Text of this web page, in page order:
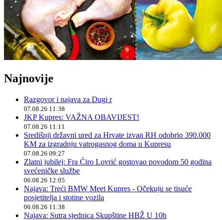
Najnovije
Razgovor i najava za Dugi r
07.08.26 11:38
JKP Kupres: VAŽNA OBAVIJEST!
07.08.26 11:11
Središnji državni ured za Hrvate izvan RH odobrio 390.000
KM za izgradnju vatrogasnog doma u Kupresu
07.08.26 09:27
Zlatni jubilej: Fra Ćiro Lovrić gostovao povodom 50 godina
svećeničke službe
06.08.26 12:05
Najava: Treći BMW Meet Kupres - Očekuju se tisuće
posjetitelja i stotine vozila
06.08.26 11:38
Najava: Sutra sjednica Skupštine HBŽ U 10h